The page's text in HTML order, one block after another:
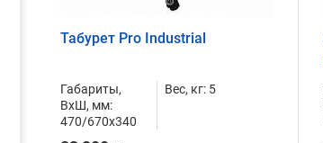
Табурет Pro Industrial
Габариты,
ВxШ, мм:
470/670x340
Вес, кг: 5